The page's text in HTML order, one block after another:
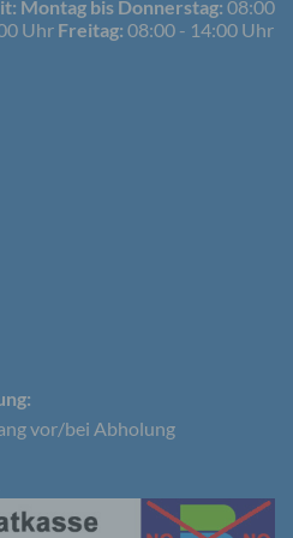
Montag bis Donnerstag: 08:00
Uhr Freitag: 08:00 - 14:00 Uhr
vor/bei Abholung
Person, deren
von dem für die
oder ohne Hilfe
ausgeführte Vorgang
Daten
die Organisation,
durch Übermittlung,
oder die Verknüpfung,
Löschen oder die
Verarbeitung